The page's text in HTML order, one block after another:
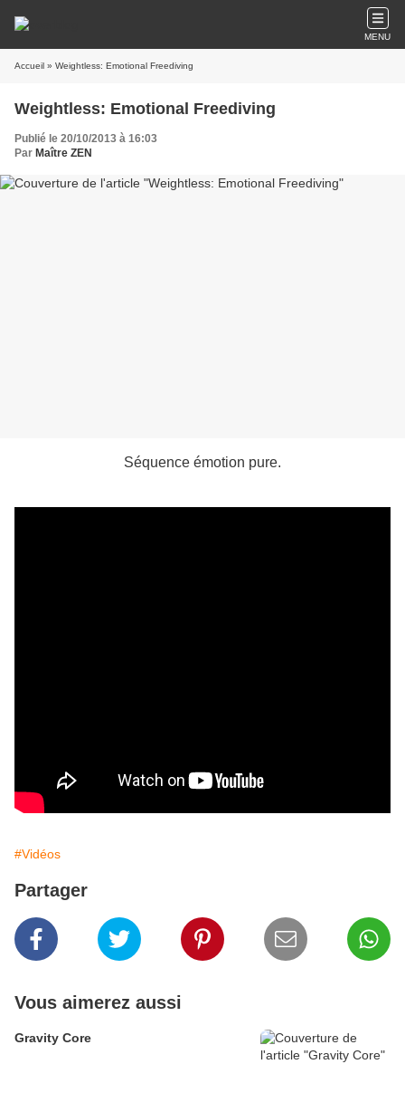
MENU
Accueil » Weightless: Emotional Freediving
Weightless: Emotional Freediving
Publié le 20/10/2013 à 16:03
Par Maître ZEN
Séquence émotion pure.
#Vidéos
Partager
Vous aimerez aussi
Gravity Core